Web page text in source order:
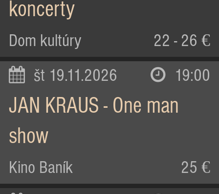
koncerty
Dom kultúry 22 - 26 €
št 19.11.2026 19:00
JAN KRAUS - One man
show
Kino Baník 25 €